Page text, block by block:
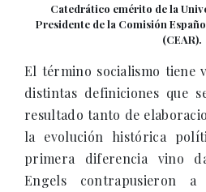
Catedrático emérito de la
Presidente de la Comisión
(CEAR).
El término socialismo tiene
distintas definiciones que
resultado tanto de
la evolución histórica
primera diferencia vino
Engels contrapusieron